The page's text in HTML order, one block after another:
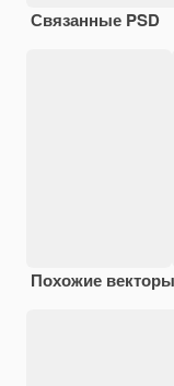
Связанные PSD
Похожие векторы